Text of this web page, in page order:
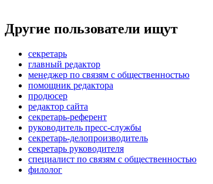
Другие пользователи ищут
секретарь
главный редактор
менеджер по связям с общественностью
помощник редактора
продюсер
редактор сайта
секретарь-референт
руководитель пресс-службы
секретарь-делопроизводитель
секретарь руководителя
специалист по связям с общественностью
филолог